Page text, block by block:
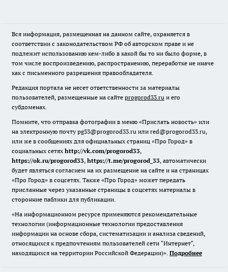
Вся информация, размещенная на данном сайте, охраняется в
соответствии с законодательством РФ об авторском праве и не
подлежит использованию кем-либо в какой бы то ни было форме, в
том числе воспроизведению, распространению, переработке не иначе
как с письменного разрешения правообладателя.
Редакция портала не несет ответственности за материалы
пользователей, размещенные на сайте progorod33.ru и его
субдоменах.
Помните, что отправка фотографии в меню «Прислать новость» или
на электронную почту pg33@progorod33.ru или red@progorod33.ru,
или же в сообщениях для официальных страниц «Про Город» в
социальных сетях http://vk.com/progorod33,
https://ok.ru/progorod33, https://t.me/progorod_33, автоматически
будет являться согласием на их размещение на сайте и на страницах
«Про Город» в соцсетях. Также «Про Город» может передать
присланные через указанные страницы в соцсетях материалы в
сторонние паблики для публикации.
«На информационном ресурсе применяются рекомендательные
технологии (информационные технологии предоставления
информации на основе сбора, систематизации и анализа сведений,
относящихся к предпочтениям пользователей сети "Интернет",
находящихся на территории Российской Федерации)». Подробнее